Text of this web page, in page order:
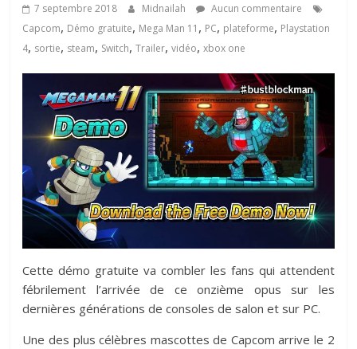
7 septembre 2018 Midnailah
Aucun commentaire
Capcom, Démo gratuite, Mega Man 11 , PC, plateforme, Playstation
4, sortie, steam, Switch,Trailer,vidéo,xbox one
Cette démo gratuite va combler les fans qui attendent
fébrilement l’arrivée de ce onzième opus sur les
dernières générations de consoles de salon et sur PC.
Une des plus célèbres mascottes de Capcom arrive le 2